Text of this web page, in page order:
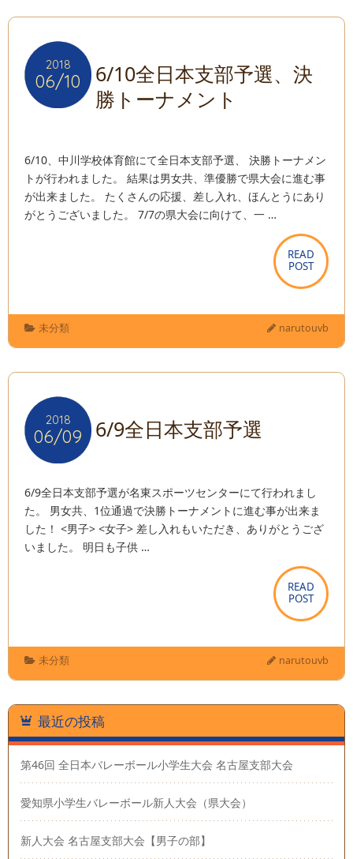
2018
06/10
2018
06/10
6/10全日本支部予選、決
勝トーナメント
6/10、中川学校体育館にて全日本支部予選、 決勝トーナメン
トが行われました。 結果は男女共、準優勝で県大会に進む事
が出来ました。 たくさんの応援、差し入れ、ほんとうにあり
がとうございました。 7/7の県大会に向けて、一 …
READ
POST
READ
POST
未分類 narutouvb
2018
06/09
2018
06/09 6/9全日本支部予選
6/9全日本支部予選が名東スポーツセンターにて行われまし
た。 男女共、1位通過で決勝トーナメントに進む事が出来ま
した！ <男子> <女子> 差し入れもいただき、ありがとうござ
いました。 明日も子供 …
READ
POST
READ
POST
未分類 narutouvb
最近の投稿
第46回 全日本バレーボール小学生大会 名古屋支部大会
愛知県小学生バレーボール新人大会（県大会）
新人大会 名古屋支部大会【男子の部】